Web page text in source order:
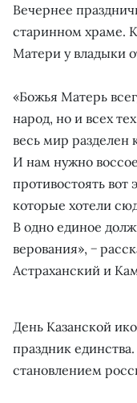
Вечернее
старинном храме.
Матери у владыки
«Божья Матерь
народ, но и всех
весь мир разделен
И нам нужно
противостоять вот
которые хотели
В одно единое
верования», −
Астраханский и
День Казанской
праздник
становлением